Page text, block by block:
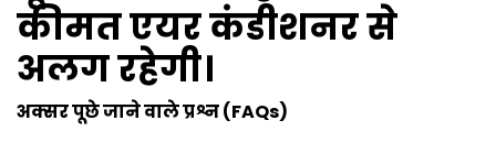
कीमत एयर कंडीशनर से
अलग रहेगी।
अक्सर पूछे जाने वाले प्रश्न (FAQs)